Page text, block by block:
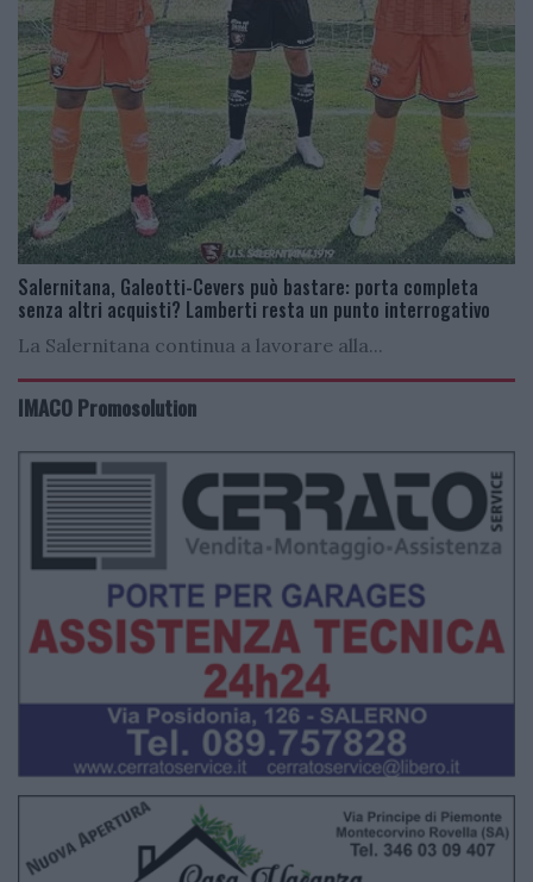
Salernitana, Galeotti-Cevers può bastare: porta completa
senza altri acquisti? Lamberti resta un punto interrogativo
La Salernitana continua a lavorare alla...
IMACO Promosolution